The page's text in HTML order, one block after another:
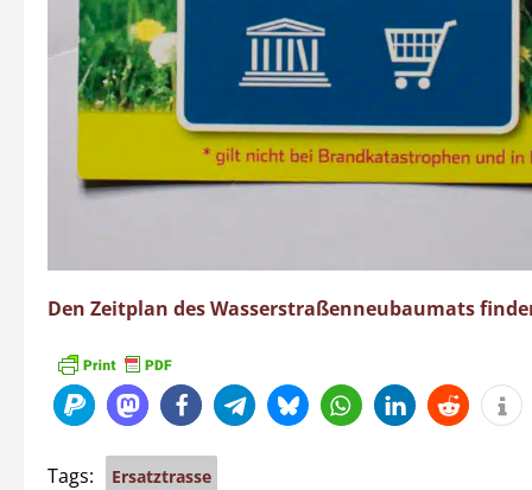
Den Zeitplan des Wasserstraßenneubaumats
Tags: Ersatztrasse